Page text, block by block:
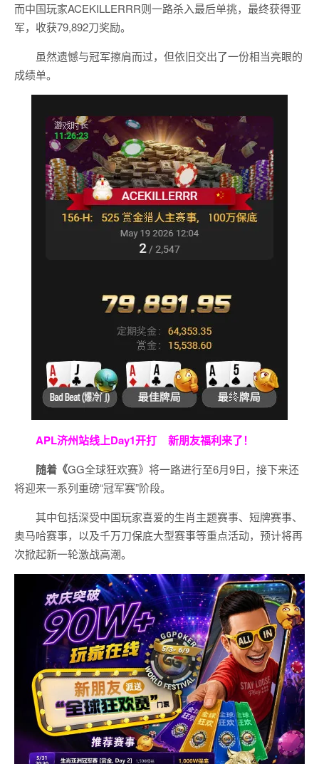
而中国玩家ACEKILLERRR则一路杀入最后单挑，最终获得亚
军，收获79,892刀奖励。
虽然遗憾与冠军擦肩而过，但依旧交出了一份相当亮眼的
成绩单。
APL济州站线上Day1开打 新朋友福利来了！
随着《GG全球狂欢赛》将一路进行至6月9日，接下来还
将迎来一系列重磅“冠军赛”阶段。
其中包括深受中国玩家喜爱的生肖主题赛事、短牌赛事、
奥马哈赛事，以及千万刀保底大型赛事等重点活动，预计将再
次掀起新一轮激战高潮。